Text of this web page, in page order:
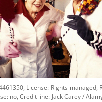
License: Rights-managed,
no, Credit line: Jack Carey /